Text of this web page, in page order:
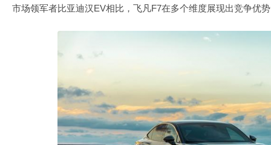
市场领军者比亚迪汉EV相比，飞凡F7在多个维度展现出竞争优